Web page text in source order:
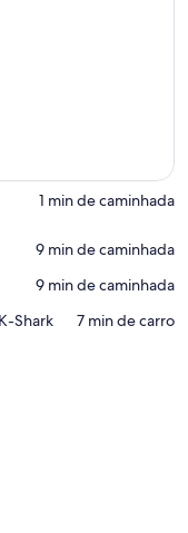
‪1 min de caminhada‬
‪9 min de caminhada‬
‪9 min de caminhada‬
Shark
‪7 min de carro‬